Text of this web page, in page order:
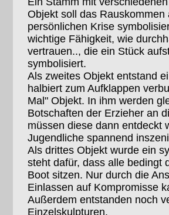
Objekt soll das
persönlichen Krise
wichtige Fähigkeit, wie
vertrauen.., die ein Stück
symbolisiert.
Als zweites Objekt entstand
halbiert zum Aufklappen
Mal" Objekt. In ihm werden
Botschaften der Erzieher an
müssen diese dann entdeckt
Jugendliche spannend
Als drittes Objekt wurde ein
steht dafür, dass alle bedingt
Boot sitzen. Nur durch die
Einlassen auf Kompromisse
Außerdem entstanden noch
Einzelskulpturen.